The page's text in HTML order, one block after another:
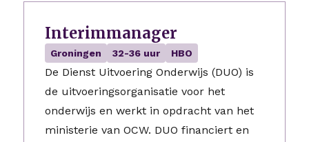
Interimmanager
Groningen 32-36 uur HBO
De Dienst Uitvoering Onderwijs (DUO) is
de uitvoeringsorganisatie voor het
onderwijs en werkt in opdracht van het
ministerie van OCW. DUO financiert en